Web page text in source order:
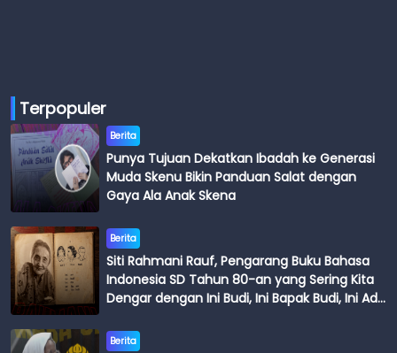
Terpopuler
Berita
Punya Tujuan Dekatkan Ibadah ke Generasi
Muda Skenu Bikin Panduan Salat dengan
Gaya Ala Anak Skena
Berita
Siti Rahmani Rauf, Pengarang Buku Bahasa
Indonesia SD Tahun 80-an yang Sering Kita
Dengar dengan Ini Budi, Ini Bapak Budi, Ini Adik
Berita